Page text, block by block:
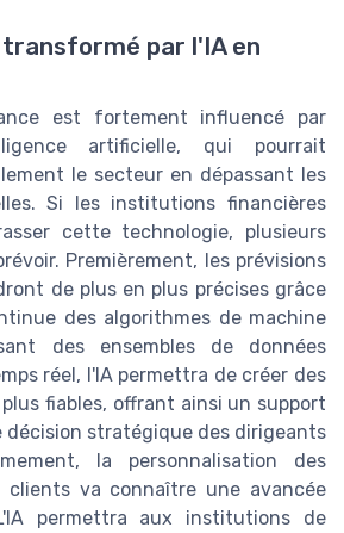
par l'IA en
est fortement influencé par
artificielle, qui pourrait
le secteur en dépassant les
Si les institutions financières
cette technologie, plusieurs
Premièrement, les prévisions
de plus en plus précises grâce
des algorithmes de machine
des ensembles de données
réel, l'IA permettra de créer des
fiables, offrant ainsi un support
décision stratégique des dirigeants
la personnalisation des
clients va connaître une avancée
permettra aux institutions de